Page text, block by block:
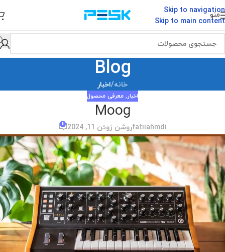
Skip to navigation
Skip to main content
منو
Blog
خانه/اخبار
اخبار, معرفی محصول
Moog
fatiiahmdiروشن ژوئن 11, 2024 0